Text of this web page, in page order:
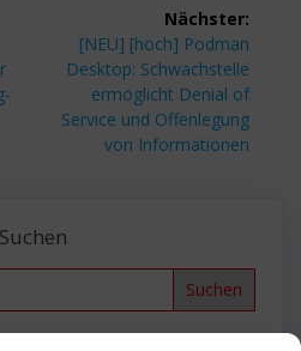
Nächster:
Nächster
Beitrag:
[NEU] [hoch] Podman
Desktop: Schwachstelle
ermöglicht Denial of
Service und Offenlegung
von Informationen
Suchen
Search